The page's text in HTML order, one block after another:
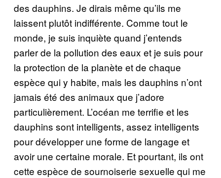
des dauphins. Je dirais même qu’ils me
laissent plutôt indifférente. Comme tout le
monde, je suis inquiète quand j’entends
parler de la pollution des eaux et je suis pour
la protection de la planète et de chaque
espèce qui y habite, mais les dauphins n’ont
jamais été des animaux que j’adore
particulièrement. L’océan me terrifie et les
dauphins sont intelligents, assez intelligents
pour développer une forme de langage et
avoir une certaine morale. Et pourtant, ils ont
cette espèce de sournoiserie sexuelle qui me